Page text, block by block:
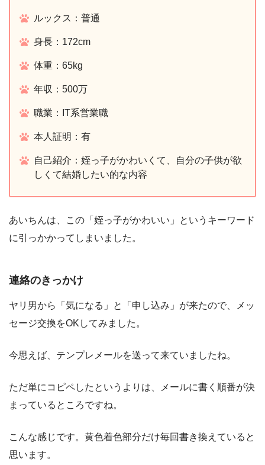
ルックス：普通
身長：172cm
体重：65kg
年収：500万
職業：IT系営業職
本人証明：有
自己紹介：姪っ子がかわいくて、自分の子供が欲
しくて結婚したい的な内容
あいちんは、この「姪っ子がかわいい」というキーワード
に引っかかってしまいました。
連絡のきっかけ
ヤリ男から「気になる」と「申し込み」が来たので、メッ
セージ交換をOKしてみました。
今思えば、テンプレメールを送って来ていましたね。
ただ単にコピペしたというよりは、メールに書く順番が決
まっているところですね。
こんな感じです。黄色着色部分だけ毎回書き換えていると
思います。